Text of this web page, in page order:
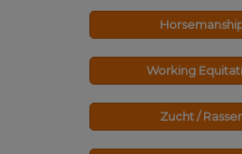
Working
Zucht /